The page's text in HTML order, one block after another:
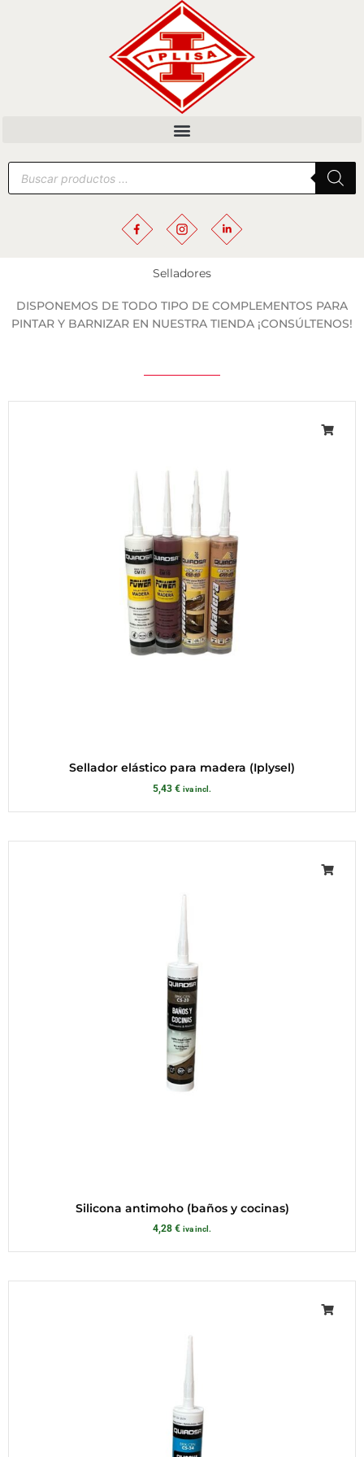
Búsqueda
productos
Selladores
DISPONEMOS DE TODO TIPO DE COMPLEMENTOS PARA
PINTAR Y BARNIZAR EN NUESTRA TIENDA ¡CONSÚLTENOS!
Sellador elástico para madera (Iplysel)
5,43 € iva incl.
Silicona antimoho (baños y cocinas)
4,28 € iva incl.